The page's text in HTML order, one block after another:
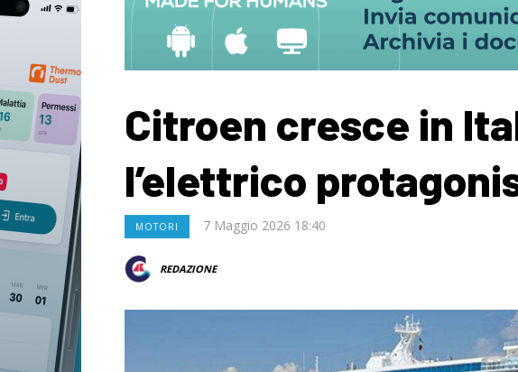
Citroen cresce in
l’elettrico
MOTORI 7 Maggio 2026 18:40
REDAZIONE